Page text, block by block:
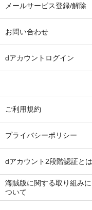
メールサービス登録/解除
お問い合わせ
dアカウントログイン
ご利用規約
プライバシーポリシー
dアカウント2段階認証とは
海賊版に関する取り組みに
ついて